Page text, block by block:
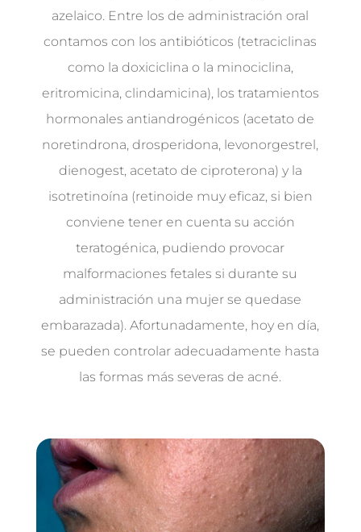
azelaico. Entre los de administración oral
contamos con los antibióticos (tetraciclinas
como la doxiciclina o la minociclina,
eritromicina, clindamicina), los tratamientos
hormonales antiandrogénicos (acetato de
noretindrona, drosperidona, levonorgestrel,
dienogest, acetato de ciproterona) y la
isotretinoína (retinoide muy eficaz, si bien
conviene tener en cuenta su acción
teratogénica, pudiendo provocar
malformaciones fetales si durante su
administración una mujer se quedase
embarazada). Afortunadamente, hoy en día,
se pueden controlar adecuadamente hasta
las formas más severas de acné.